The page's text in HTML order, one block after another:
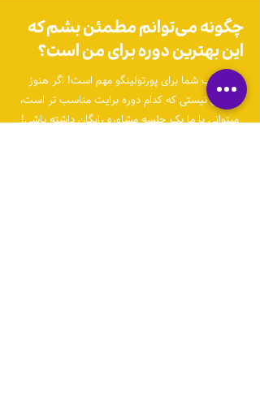
چگونه می‌توانم مطمئن بشم که
این بهترین دوره برای من است؟
انتخاب شما برای پورتولینگو‌ مهم است! اگر هنوز
مطمئن نیستی که کدام دوره برایت مناسب تر است،
میتوانی با ما یک‌ جلسه مشاوره رایگان داشته باشی!